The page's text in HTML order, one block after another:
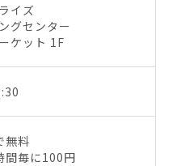
イズ
グセンター
ケット 1F
無料
間毎に100円